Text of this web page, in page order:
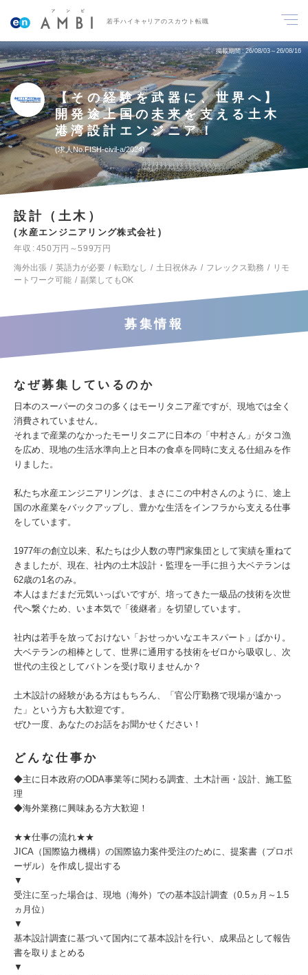
若手ハイキャリアのスカウト転職
掲載期間 26/08/03～26/08/16
【その経験を武器に、世界へ】
開発途上国の未来を支える土木
港湾設計エンジニア！
求人No.FISH-civil-a/2024
設計（土木）
水産エンジニアリング株式会社
年収
450万円～599万円
海外出張
英語力が必要 転勤なし 土日祝休み フレックス勤務
リモ
ートワーク可能
副業してもOK
募集情報
なぜ募集しているのか
日本のスーパーのタコの多くはモーリタニア産ですが、現地では全く
消費されていません。
それまで産業のなかったモーリタニアに日本の「中村さん」がタコ漁
を広め、現地の生活水準向上と日本の食卓を同時に支える仕組みを作
りました。
私たち水産エンジニアリングは、まさにこの中村さんのように、途上
国の水産業をバックアップし、豊かな生活をインフラから支える仕事
をしています。
1977年の創立以来、私たちは少人数の専門家集団として実績を重ねて
きましたが、現在、社内の土木設計・監理を一手に担う大ベテランは
62歳の1名のみ。
本人はまだまだ元気いっぱいですが、培ってきた一級品の技術を次世
代へ繋ぐため、いま本気で「後継者」を切望しています。
社内は若手を放っておけない「おせっかいなエキスパート」ばかり。
大ベテランの相棒として、世界に通用する技術をゼロから吸収し、次
世代の主役としてバトンを受け取りませんか？
土木設計の経験がある方はもちろん、「官公庁勤務で現場が遠かっ
た」という方も大歓迎です。
ぜひ一度、あなたのお話をお聞かせください！
どんな仕事か
◆主に日本政府のODA事業等に関わる調査、土木計画・設計、施工監
理
◆海外業務に興味ある方大歓迎！
★★仕事の流れ★★
JICA（国際協力機構）の国際協力案件受注のために、提案書（プロポ
ーザル）を作成し提出する
▼
受注に至った場合は、現地（海外）での基本設計調査（0.5ヵ月～1.5
ヵ月位）
▼
基本設計調査に基づいて国内にて基本設計を行い、成果品として報告
書を取りまとめる
▼